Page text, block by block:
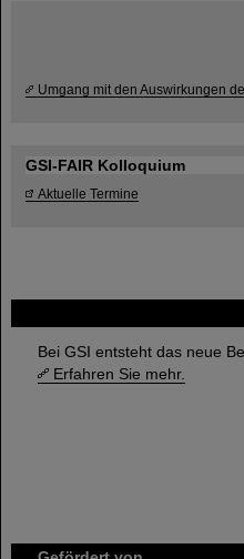
Bei GSI entsteht das neue
Erfahren Sie mehr.
Umgang mit den Auswirkungen
GSI-FAIR Kolloquium
Aktuelle Termine